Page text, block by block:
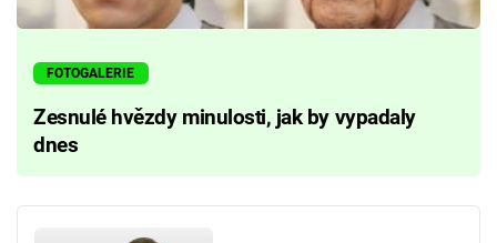
FOTOGALERIE
Zesnulé hvězdy minulosti, jak by vypadaly
dnes